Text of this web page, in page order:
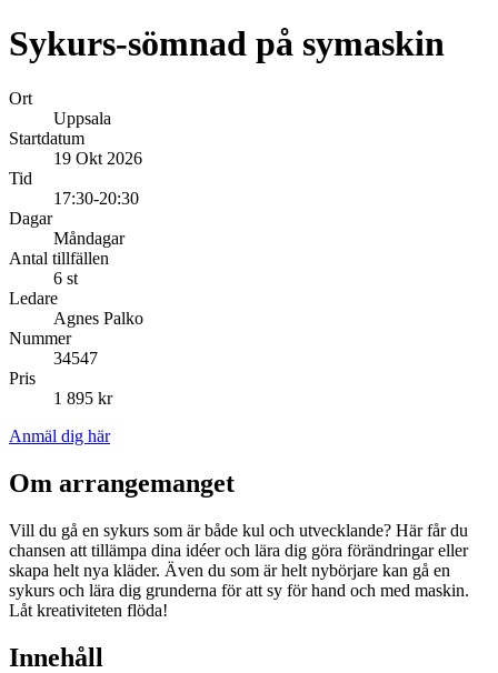
Sykurs-sömnad på symaskin
Ort
Uppsala
Startdatum
19 Okt 2026
Tid
17:30-20:30
Dagar
Måndagar
Antal tillfällen
6 st
Ledare
Agnes Palko
Nummer
34547
Pris
1 895 kr
Anmäl dig här
Om arrangemanget
Vill du gå en sykurs som är både kul och utvecklande? Här får du
chansen att tillämpa dina idéer och lära dig göra förändringar eller
skapa helt nya kläder. Även du som är helt nybörjare kan gå en
sykurs och lära dig grunderna för att sy för hand och med maskin.
Låt kreativiteten flöda!
Innehåll